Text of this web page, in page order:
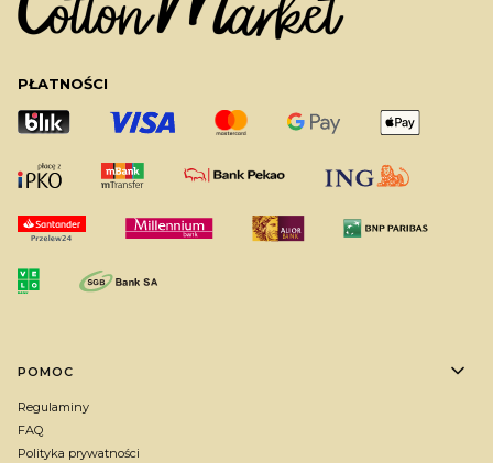
PŁATNOŚCI
Linki w stopce
POMOC
Regulaminy
FAQ
Polityka prywatności